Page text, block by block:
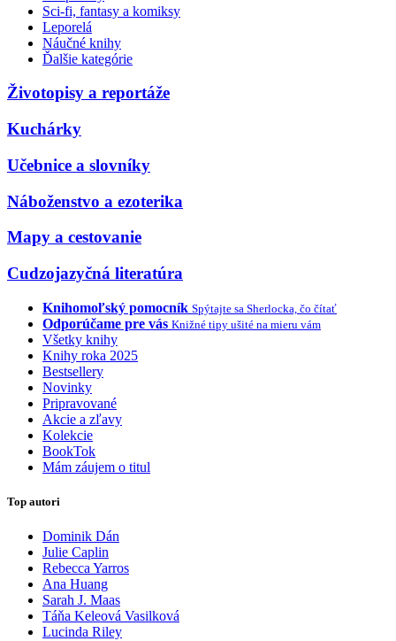
Sci-fi, fantasy a komiksy
Leporelá
Náučné knihy
Ďalšie kategórie
Životopisy a reportáže
Kuchárky
Učebnice a slovníky
Náboženstvo a ezoterika
Mapy a cestovanie
Cudzojazyčná literatúra
Knihomoľský pomocník Spýtajte sa Sherlocka, čo čítať
Odporúčame pre vás Knižné tipy ušité na mieru vám
Všetky knihy
Knihy roka 2025
Bestsellery
Novinky
Pripravované
Akcie a zľavy
Kolekcie
BookTok
Mám záujem o titul
Top autori
Dominik Dán
Julie Caplin
Rebecca Yarros
Ana Huang
Sarah J. Maas
Táňa Keleová Vasilková
Lucinda Riley